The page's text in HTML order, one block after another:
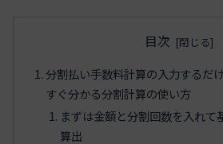
目次
分割払い手数料計算の入力するだ
すぐ分かる分割計算の使い方
まずは金額と分割回数を入れて
算出